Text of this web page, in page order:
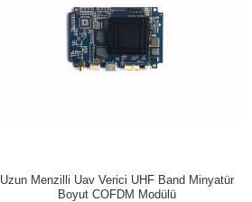
Uzun Menzilli Uav Verici UHF Band Minyatür
Boyut COFDM Modülü